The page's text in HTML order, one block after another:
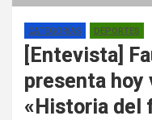
CATEGORÍAS DEPORTES
[Entevista]
presenta hoy
«Historia del